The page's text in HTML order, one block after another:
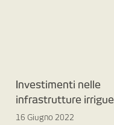
Investimenti nelle
infrastrutture irrigue
16 Giugno 2022